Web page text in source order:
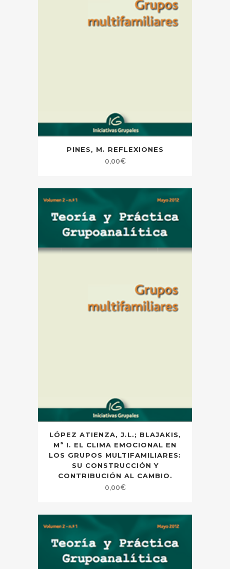
PINES, M. REFLEXIONES
0,00€
LÓPEZ ATIENZA, J.L.; BLAJAKIS,
Mª I. EL CLIMA EMOCIONAL EN
LOS GRUPOS MULTIFAMILIARES:
SU CONSTRUCCIÓN Y
CONTRIBUCIÓN AL CAMBIO.
0,00€